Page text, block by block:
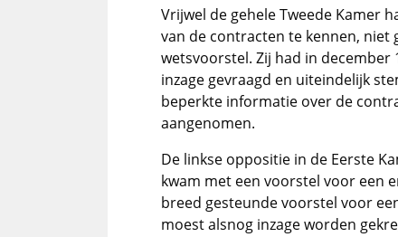
Vrijwel de gehele Tweede Kamer
van de contracten te kennen,
wetsvoorstel. Zij had in december
inzage gevraagd en uiteindelijk
beperkte informatie over de
aangenomen.
De linkse oppositie in de Eerste
kwam met een voorstel voor een
breed gesteunde voorstel voor
moest alsnog inzage worden